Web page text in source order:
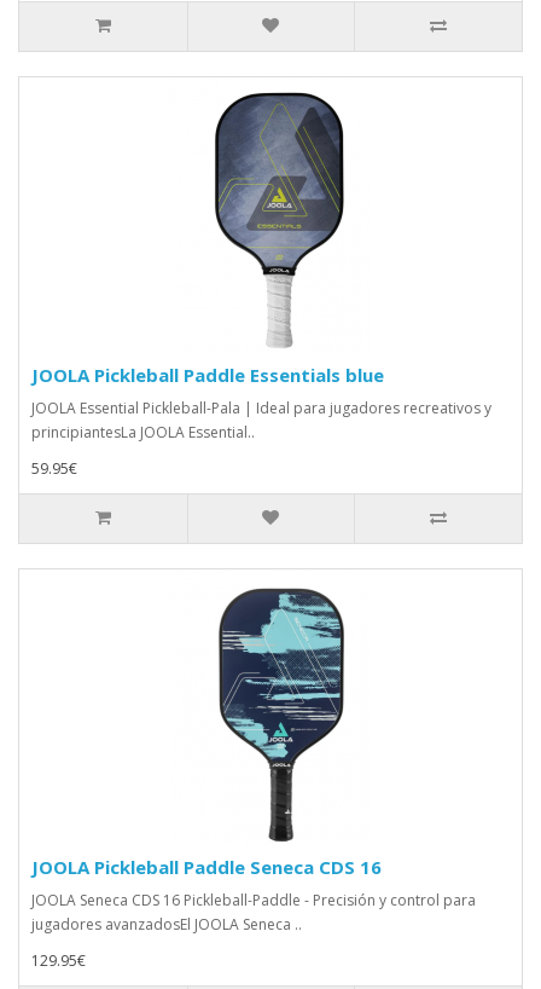
JOOLA Pickleball Paddle Essentials blue
JOOLA Essential Pickleball-Pala | Ideal para jugadores recreativos y
principiantesLa JOOLA Essential..
59.95€
JOOLA Pickleball Paddle Seneca CDS 16
JOOLA Seneca CDS 16 Pickleball-Paddle - Precisión y control para
jugadores avanzadosEl JOOLA Seneca ..
129.95€